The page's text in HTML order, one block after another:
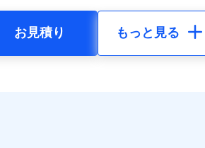
お見積り もっと見る